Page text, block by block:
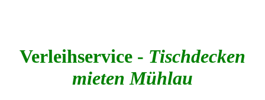
Verleihservice - Tischdecken
mieten Mühlau